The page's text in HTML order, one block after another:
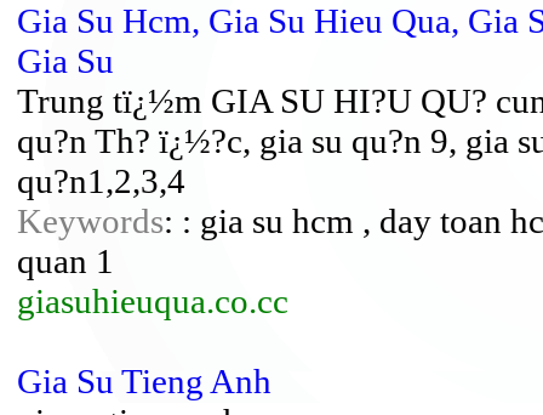
Gia Su Hcm, Gia Su Hieu Qua, Gia
Gia Su
Trung tï¿½m GIA SU HI?U QU?
qu?n Th? ï¿½?c, gia su qu?n 9, gia
qu?n1,2,3,4
Keywords: : gia su hcm , day toan
quan 1
giasuhieuqua.co.cc
Gia Su Tieng Anh